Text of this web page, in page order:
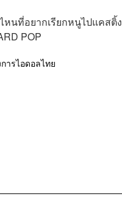
นที่อยากเรียกหนูไปแคสติ้
POP
ารไอดอลไทย